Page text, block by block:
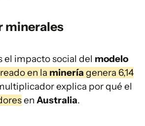
minerales
el impacto social del modelo
en la minería genera 6,14
explica por qué el
en Australia.